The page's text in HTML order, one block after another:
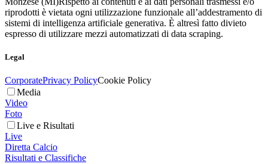
riprodotti è vietata ogni utilizzazione funzionale all’addestramento di
sistemi di intelligenza artificiale generativa. È altresì fatto divieto
espresso di utilizzare mezzi automatizzati di data scraping.
Legal
CorporatePrivacy PolicyCookie Policy
Media
Video
Foto
Live e Risultati
Live
Diretta Calcio
Risultati e Classifiche